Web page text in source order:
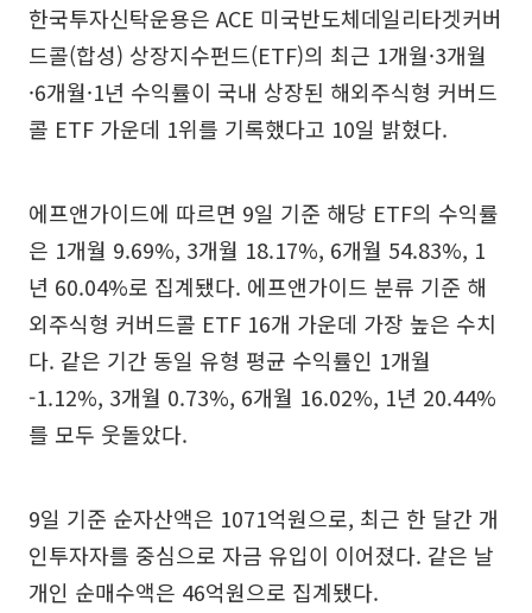
한국투자신탁운용은 ACE 미국반도체데일리타겟커버
드콜(합성) 상장지수펀드(ETF)의 최근 1개월·3개월
·6개월·1년 수익률이 국내 상장된 해외주식형 커버드
콜 ETF 가운데 1위를 기록했다고 10일 밝혔다.
에프앤가이드에 따르면 9일 기준 해당 ETF의 수익률
은 1개월 9.69%, 3개월 18.17%, 6개월 54.83%, 1
년 60.04%로 집계됐다. 에프앤가이드 분류 기준 해
외주식형 커버드콜 ETF 16개 가운데 가장 높은 수치
다. 같은 기간 동일 유형 평균 수익률인 1개월
-1.12%, 3개월 0.73%, 6개월 16.02%, 1년 20.44%
를 모두 웃돌았다.
9일 기준 순자산액은 1071억원으로, 최근 한 달간 개
인투자자를 중심으로 자금 유입이 이어졌다. 같은 날
개인 순매수액은 46억원으로 집계됐다.